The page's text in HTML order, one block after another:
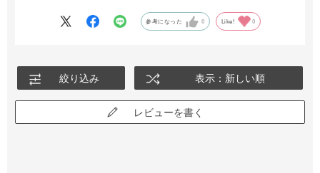
参考になった 0 Like! 0
絞り込み 表示：新しい順
レビューを書く